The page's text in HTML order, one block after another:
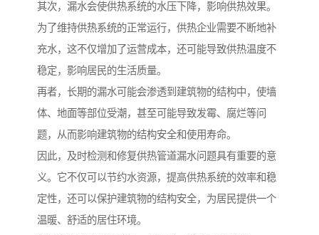
其次，漏水会使供热系统的水压下降，影响供热效果。
为了维持供热系统的正常运行，供热企业需要不断地补
充水，这不仅增加了运营成本，还可能导致供热温度不
稳定，影响居民的生活质量。
再者，长期的漏水可能会渗透到建筑物的结构中，使墙
体、地面等部位受潮，甚至可能导致发霉、腐烂等问
题，从而影响建筑物的结构安全和使用寿命。
因此，及时检测和修复供热管道漏水问题具有重要的意
义。它不仅可以节约水资源，提高供热系统的效率和稳
定性，还可以保护建筑物的结构安全，为居民提供一个
温暖、舒适的居住环境。